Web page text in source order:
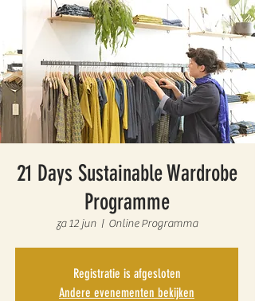
21 Days Sustainable Wardrobe
Programme
za 12 jun
  |
Online Programma
Registratie is afgesloten
Andere evenementen bekijken